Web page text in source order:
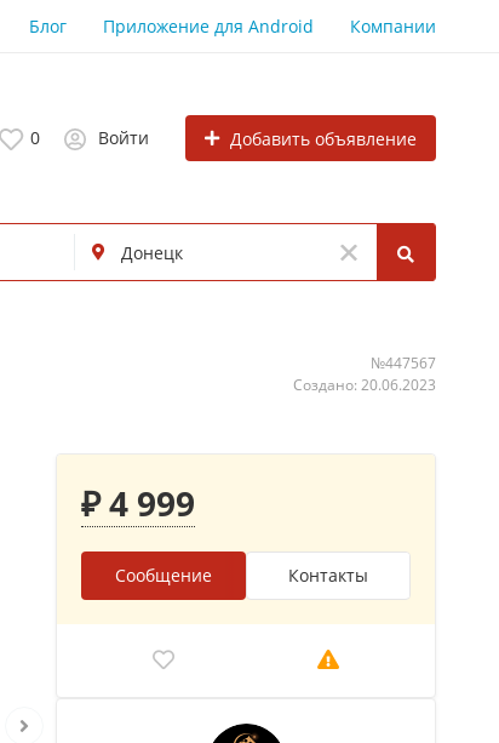
Блог Приложение для Android Компании
0 Войти Добавить объявление
№447567
Создано: 20.06.2023
₽ 4 999
Сообщение Контакты